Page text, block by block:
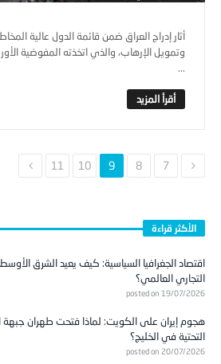
أثار إدراج العراق ضمن قائمة الدول عالية
وتمويل الإرهاب، والذي اتخذته المفوضية
...
7
8
9
10
11
الأكثر قراءة
اقتصاد الجغرافيا السياسية: كيف يعيد الشرق
التجاري العالمي؟
posted on 19/07/2026
هجوم إيران على الكويت: لماذا فتحت طهران جبهة
التحتية في الخليج؟
posted on 20/07/2026